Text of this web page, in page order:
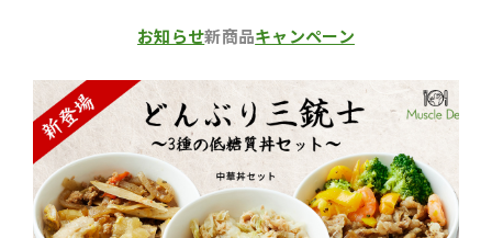
お知らせ新商品キャンペーン